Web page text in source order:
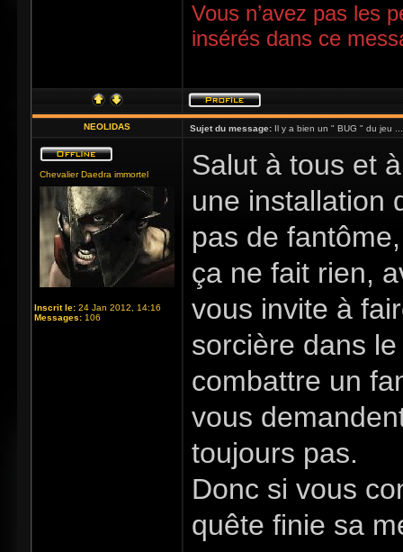
Vous n’avez pas les
insérés dans ce
NEOLIDAS Sujet du message: Il y a bien un " BUG " du jeu ...
Chevalier Daedra immortel
Inscrit le: 24 Jan 2012, 14:16
Messages: 106
Salut à tous et
une installation
pas de
ça ne fait rien,
vous invite à
sorcière dans
combattre un
vous
toujours pas.
Donc si vous
quête finie sa